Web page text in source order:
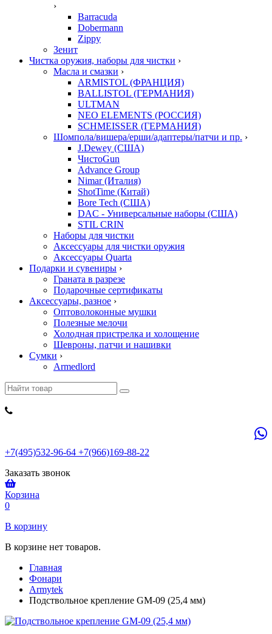
›
Barracuda
Dobermann
Zippy
Зенит
Чистка оружия, наборы для чистки ›
Масла и смазки ›
ARMISTOL (ФРАНЦИЯ)
BALLISTOL (ГЕРМАНИЯ)
ULTMAN
NEO ELEMENTS (РОССИЯ)
SCHMEISSER (ГЕРМАНИЯ)
Шомпола/вишера/ерши/адаптеры/патчи и пр. ›
J.Dewey (США)
ЧистоGun
Advance Group
Nimar (Италия)
ShotTime (Китай)
Bore Tech (США)
DAC - Универсальные наборы (США)
STIL CRIN
Наборы для чистки
Аксессуары для чистки оружия
Аксессуары Quarta
Подарки и сувениры ›
Граната в разрезе
Подарочные сертификаты
Аксессуары, разное ›
Оптоволоконные мушки
Полезные мелочи
Холодная пристрелка и холощение
Шевроны, патчи и нашивки
Сумки ›
Armedlord
+7(495)532-96-64 +7(966)169-88-22
Заказать звонок
Корзина
0
В корзину
В корзине нет товаров.
Главная
Фонари
Armytek
Подствольное крепление GM-09 (25,4 мм)